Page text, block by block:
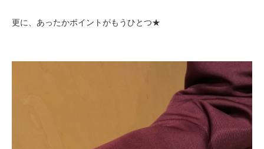
更に、あったかポイントがもうひとつ★